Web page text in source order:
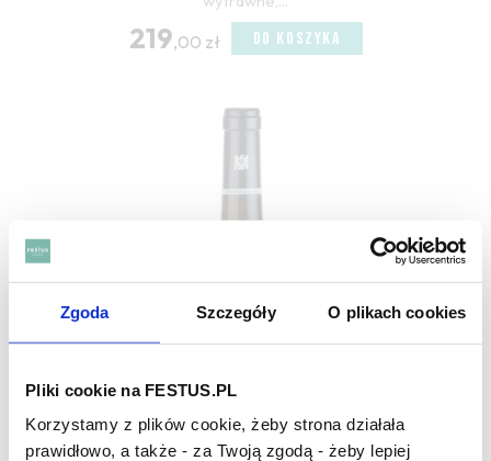
Zgoda Szczegóły O plikach cookies
Pliki cookie na FESTUS.PL
Korzystamy z plików cookie, żeby strona działała
prawidłowo, a także - za Twoją zgodą - żeby lepiej
219,00 zł DO KOSZYKA